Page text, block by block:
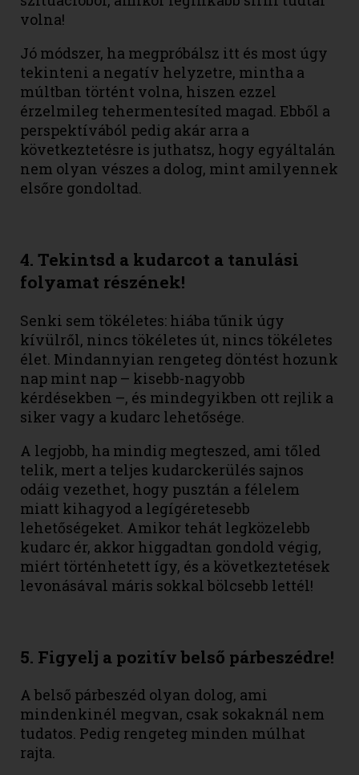
volna!
Jó módszer, ha megpróbálsz itt és most úgy
tekinteni a negatív helyzetre, mintha a
múltban történt volna, hiszen ezzel
érzelmileg tehermentesíted magad. Ebből a
perspektívából pedig akár arra a
következtetésre is juthatsz, hogy egyáltalán
nem olyan vészes a dolog, mint amilyennek
elsőre gondoltad.
4. Tekintsd a kudarcot a tanulási
folyamat részének!
Senki sem tökéletes: hiába tűnik úgy
kívülről, nincs tökéletes út, nincs tökéletes
élet. Mindannyian rengeteg döntést hozunk
nap mint nap – kisebb-nagyobb
kérdésekben –, és mindegyikben ott rejlik a
siker vagy a kudarc lehetősége.
A legjobb, ha mindig megteszed, ami tőled
telik, mert a teljes kudarckerülés sajnos
odáig vezethet, hogy pusztán a félelem
miatt kihagyod a legígéretesebb
lehetőségeket. Amikor tehát legközelebb
kudarc ér, akkor higgadtan gondold végig,
miért történhetett így, és a következtetések
levonásával máris sokkal bölcsebb lettél!
5. Figyelj a pozitív belső párbeszédre!
A belső párbeszéd olyan dolog, ami
mindenkinél megvan, csak sokaknál nem
tudatos. Pedig rengeteg minden múlhat
rajta.